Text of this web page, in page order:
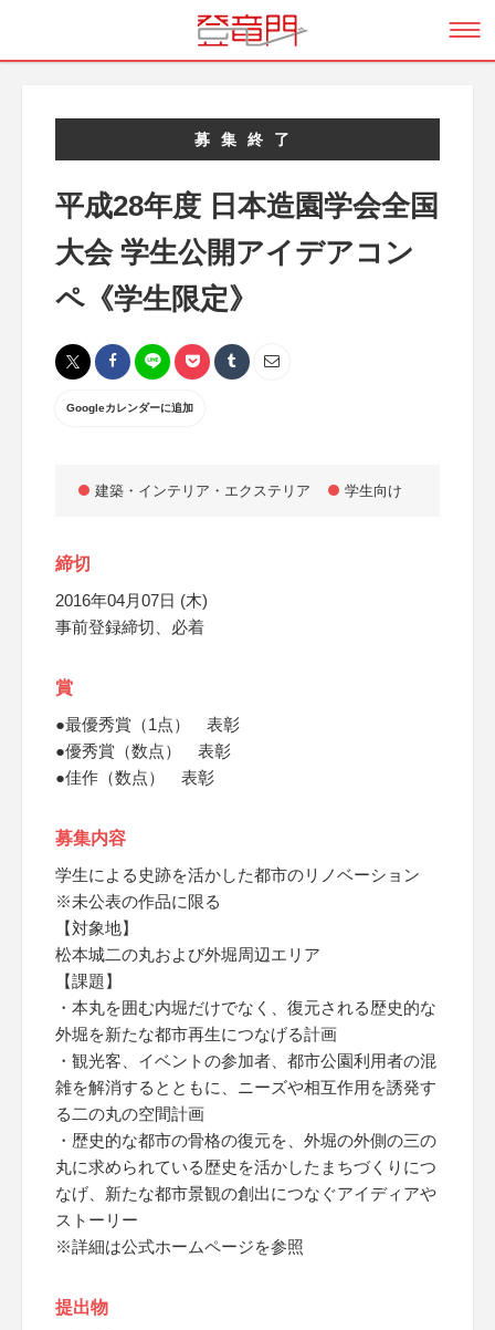
募集終了
平成28年度 日本造園学会全国
大会 学生公開アイデアコン
ペ《学生限定》
Googleカレンダーに追加
建築・インテリア・エクステリア 学生向け
締切
2016年04月07日 (木)
事前登録締切、必着
賞
●最優秀賞（1点） 表彰
●優秀賞（数点） 表彰
●佳作（数点） 表彰
募集内容
学生による史跡を活かした都市のリノベーション
※未公表の作品に限る
【対象地】
松本城二の丸および外堀周辺エリア
【課題】
・本丸を囲む内堀だけでなく、復元される歴史的な
外堀を新たな都市再生につなげる計画
・観光客、イベントの参加者、都市公園利用者の混
雑を解消するとともに、ニーズや相互作用を誘発す
る二の丸の空間計画
・歴史的な都市の骨格の復元を、外堀の外側の三の
丸に求められている歴史を活かしたまちづくりにつ
なげ、新たな都市景観の創出につなぐアイディアや
ストーリー
※詳細は公式ホームページを参照
提出物